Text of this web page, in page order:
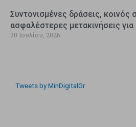
Συντονισμένες δράσεις, κοινός
ασφαλέστερες μετακινήσεις
30 Ιουλίου, 2026
Tweets by MinDigitalGr